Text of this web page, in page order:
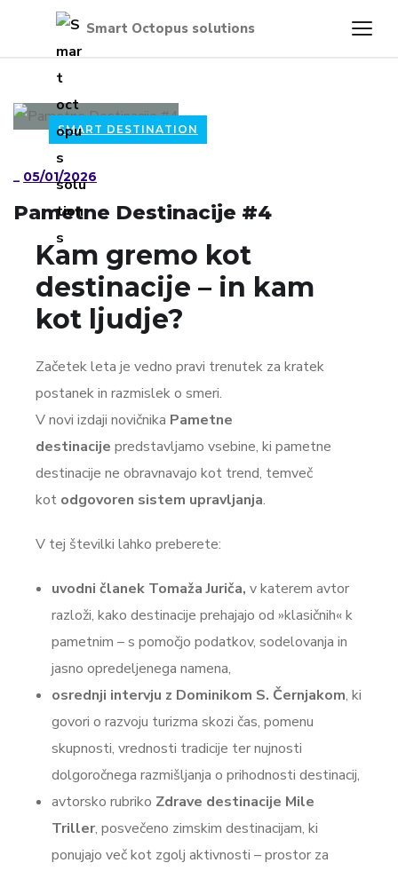
SMART DESTINATION
_ 05/01/2026
Pametne Destinacije #4
Kam gremo kot
destinacije – in kam
kot ljudje?
Začetek leta je vedno pravi trenutek za kratek
postanek in razmislek o smeri.
V novi izdaji novičnika Pametne
destinacije predstavljamo vsebine, ki pametne
destinacije ne obravnavajo kot trend, temveč
kot odgovoren sistem upravljanja.
V tej številki lahko preberete:
uvodni članek Tomaža Juriča, v katerem avtor
razloži, kako destinacije prehajajo od »klasičnih« k
pametnim – s pomočjo podatkov, sodelovanja in
jasno opredeljenega namena,
osrednji intervju z Dominikom S. Černjakom, ki
govori o razvoju turizma skozi čas, pomenu
skupnosti, vrednosti tradicije ter nujnosti
dolgoročnega razmišljanja o prihodnosti destinacij,
avtorsko rubriko Zdrave destinacije Mile
Triller, posvečeno zimskim destinacijam, ki
ponujajo več kot zgolj aktivnosti – prostor za